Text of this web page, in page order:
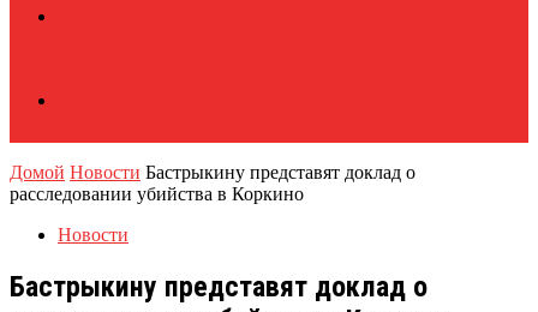
Домой Новости Бастрыкину представят доклад о
расследовании убийства в Коркино
Новости
Бастрыкину представят доклад о